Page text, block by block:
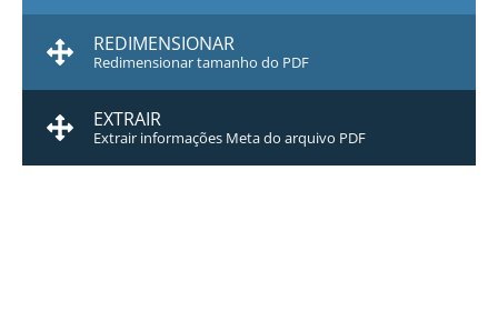
REDIMENSIONAR
Redimensionar tamanho do PDF
EXTRAIR
Extrair informações Meta do arquivo PDF